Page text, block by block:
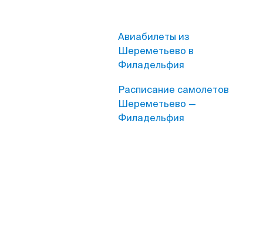
Авиабилеты из
Шереметьево в
Филадельфия
Расписание самолетов
Шереметьево —
Филадельфия